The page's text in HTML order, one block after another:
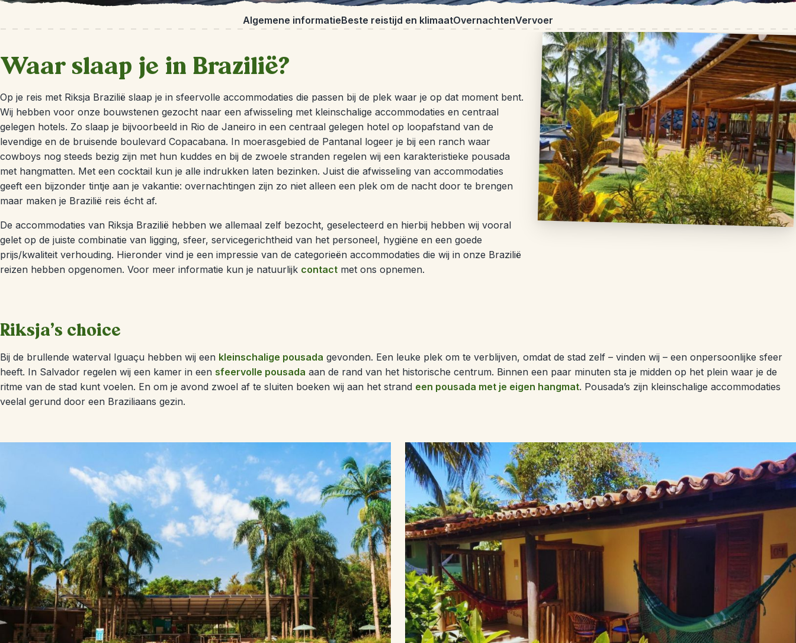
Algemene informatieBeste reistijd en klimaatOvernachtenVervoer
Waar slaap je in Brazilië?
Op je reis met Riksja Brazilië slaap je in sfeervolle accommodaties die passen bij de plek waar je op dat moment bent.
Wij hebben voor onze bouwstenen gezocht naar een afwisseling met kleinschalige accommodaties en centraal
gelegen hotels. Zo slaap je bijvoorbeeld in Rio de Janeiro in een centraal gelegen hotel op loopafstand van de
levendige en de bruisende boulevard Copacabana. In moerasgebied de Pantanal logeer je bij een ranch waar
cowboys nog steeds bezig zijn met hun kuddes en bij de zwoele stranden regelen wij een karakteristieke pousada
met hangmatten. Met een cocktail kun je alle indrukken laten bezinken. Juist die afwisseling van accommodaties
geeft een bijzonder tintje aan je vakantie: overnachtingen zijn zo niet alleen een plek om de nacht door te brengen
maar maken je Brazilië reis écht af.
De accommodaties van Riksja Brazilië hebben we allemaal zelf bezocht, geselecteerd en hierbij hebben wij vooral
gelet op de juiste combinatie van ligging, sfeer, servicegerichtheid van het personeel, hygiëne en een goede
prijs/kwaliteit verhouding. Hieronder vind je een impressie van de categorieën accommodaties die wij in onze Brazilië
reizen hebben opgenomen. Voor meer informatie kun je natuurlijk contact met ons opnemen.
Riksja's choice
Bij de brullende waterval Iguaçu hebben wij een kleinschalige pousada gevonden. Een leuke plek om te verblijven, omdat de stad zelf – vinden wij – een onpersoonlijke sfeer
heeft. In Salvador regelen wij een kamer in een sfeervolle pousada aan de rand van het historische centrum. Binnen een paar minuten sta je midden op het plein waar je de
ritme van de stad kunt voelen. En om je avond zwoel af te sluiten boeken wij aan het strand een pousada met je eigen hangmat. Pousada’s zijn kleinschalige accommodaties
veelal gerund door een Braziliaans gezin.